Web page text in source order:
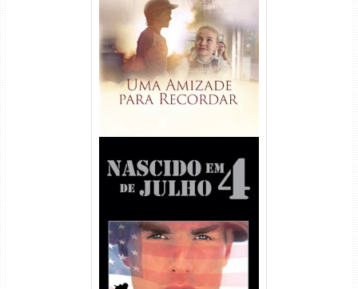
Uma Amizade para Recordar
Torrent (2025) WEB-DL 1080p
Dual Áudio
Nascido em 4 de Julho
Torrent (1989) WEB-DL 1080p
Dual Áudio